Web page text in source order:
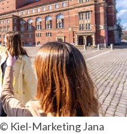
Kiel-Marketing Jana